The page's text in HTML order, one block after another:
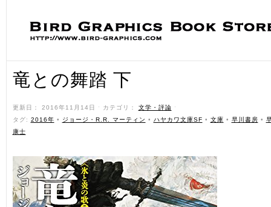
竜との舞踏 下
更新日： 2016年11月14日 ˑ カテゴリ： 文学・評論 ˑ
タグ: 2016年 • ジョージ・R.R. マーティン • ハヤカワ文庫SF • 文庫 • 早川書房 •
康士